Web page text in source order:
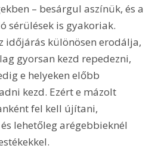
– besárgul aszínük, és a
sérülések is gyakoriak.
időjárás különösen erodálja,
gyorsan kezd repedezni,
e helyeken előbb
kezd. Ezért e mázolt
fel kell újítani,
lehetőleg arégebbieknél